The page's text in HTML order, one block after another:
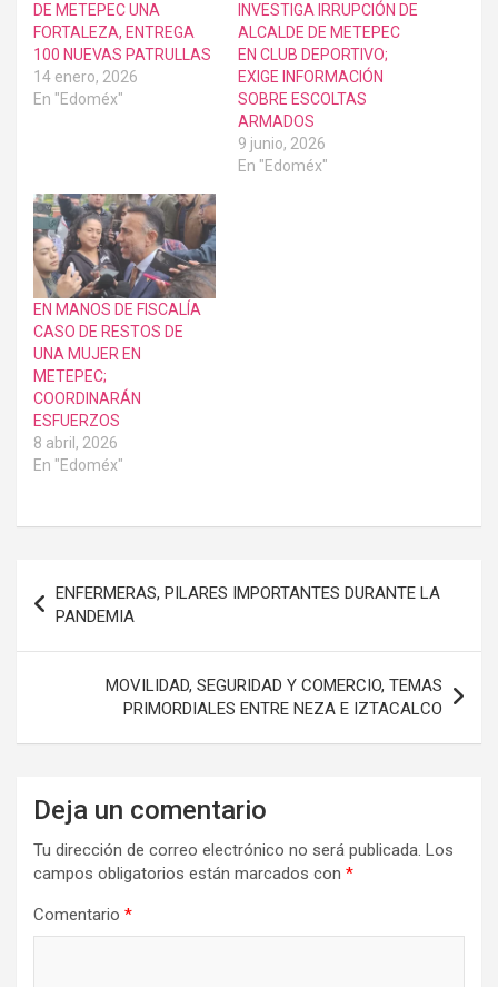
DE METEPEC UNA
FORTALEZA, ENTREGA
100 NUEVAS PATRULLAS
14 enero, 2026
En "Edoméx"
INVESTIGA IRRUPCIÓN DE
ALCALDE DE METEPEC
EN CLUB DEPORTIVO;
EXIGE INFORMACIÓN
SOBRE ESCOLTAS
ARMADOS
9 junio, 2026
En "Edoméx"
EN MANOS DE FISCALÍA
CASO DE RESTOS DE
UNA MUJER EN
METEPEC;
COORDINARÁN
ESFUERZOS
8 abril, 2026
En "Edoméx"
de
entradas
ENFERMERAS, PILARES IMPORTANTES DURANTE LA
PANDEMIA
MOVILIDAD, SEGURIDAD Y COMERCIO, TEMAS
PRIMORDIALES ENTRE NEZA E IZTACALCO
Deja un comentario
Tu dirección de correo electrónico no será publicada. Los
campos obligatorios están marcados con *
Comentario *